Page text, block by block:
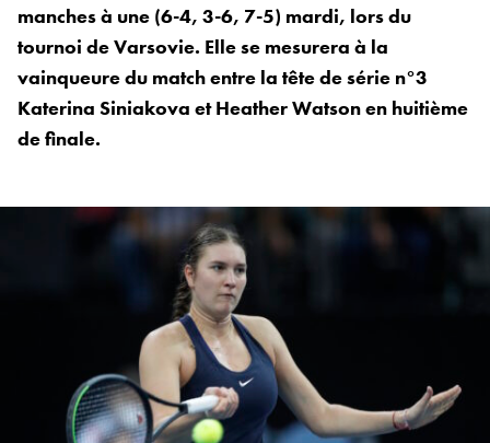
manches à une (6-4, 3-6, 7-5) mardi, lors du
tournoi de Varsovie. Elle se mesurera à la
vainqueure du match entre la tête de série n°3
Katerina Siniakova et Heather Watson en huitième
de finale.